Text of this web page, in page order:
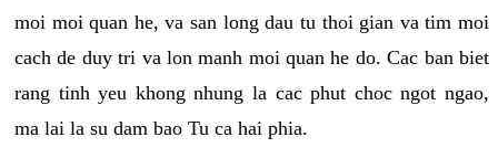
moi moi quan he, va san long dau tu thoi gian va tim moi
cach de duy tri va lon manh moi quan he do. Cac ban biet
rang tinh yeu khong nhung la cac phut choc ngot ngao,
ma lai la su dam bao Tu ca hai phia.